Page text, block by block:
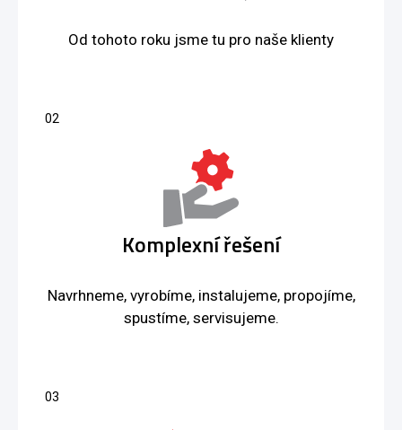
Od tohoto roku jsme tu pro naše klienty
Komplexní řešení
Navrhneme, vyrobíme, instalujeme, propojíme,
spustíme, servisujeme.